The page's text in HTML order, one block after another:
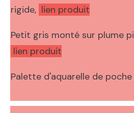
rigide, lien produit
Petit gris monté sur plume
lien produit
Palette d'aquarelle de poche